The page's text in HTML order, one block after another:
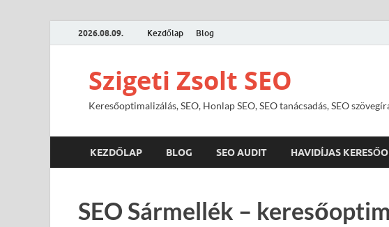
2026.08.09. Kezdőlap Blog
Szigeti Zsolt SEO
Keresőoptimalizálás, SEO, Honlap SEO, SEO tanácsadás, SEO
KEZDŐLAP BLOG SEO AUDIT HAVIDÍJAS
SEO Sármellék –